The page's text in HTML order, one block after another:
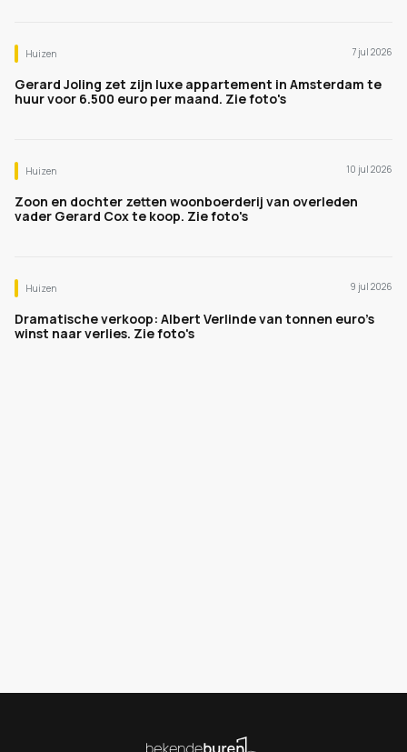
Huizen 7 jul 2026
Gerard Joling zet zijn luxe appartement in Amsterdam te
huur voor 6.500 euro per maand. Zie foto's
Huizen 10 jul 2026
Zoon en dochter zetten woonboerderij van overleden
vader Gerard Cox te koop. Zie foto's
Huizen 9 jul 2026
Dramatische verkoop: Albert Verlinde van tonnen euro's
winst naar verlies. Zie foto's